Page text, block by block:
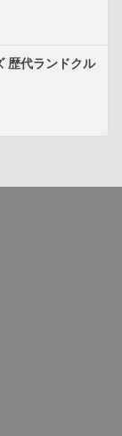
歴代ランドクル